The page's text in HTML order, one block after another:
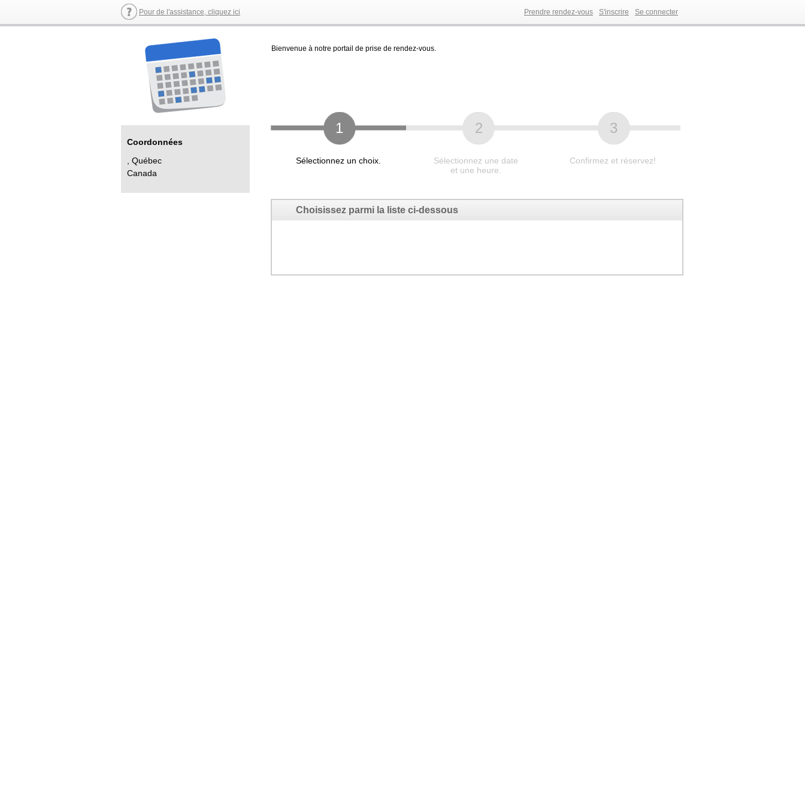
Pour de l'assistance, cliquez ici Se connecter
S'inscrire
Prendre rendez-vous
Bienvenue à notre portail de prise de rendez-vous.
Coordonnées
, Québec
Canada
1 2 3
Sélectionnez un choix.
Sélectionnez une date
et une heure.
Confirmez et réservez!
Choisissez parmi la liste ci-dessous